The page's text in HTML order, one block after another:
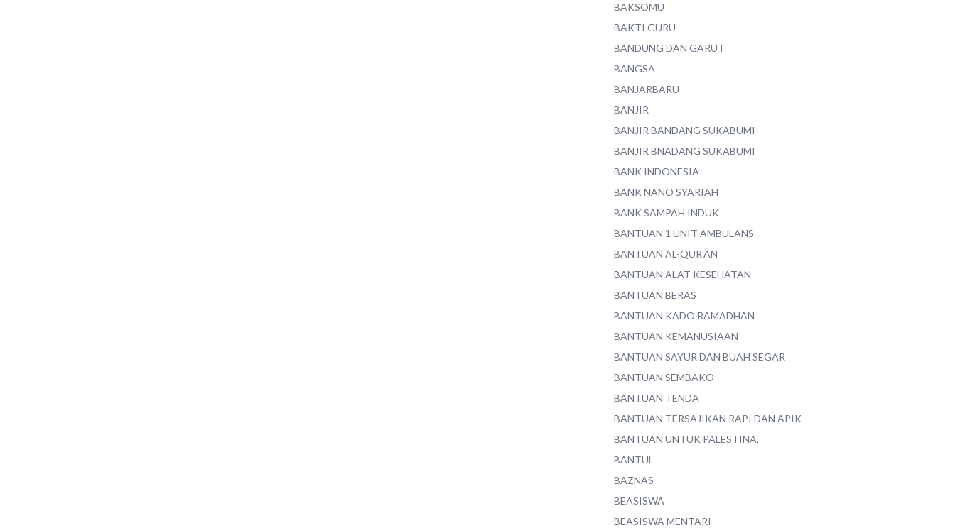
BAKSOMU
BAKTI GURU
BANDUNG DAN GARUT
BANGSA
BANJARBARU
BANJIR
BANJIR BANDANG SUKABUMI
BANJIR BNADANG SUKABUMI
BANK INDONESIA
BANK NANO SYARIAH
BANK SAMPAH INDUK
BANTUAN 1 UNIT AMBULANS
BANTUAN AL-QUR'AN
BANTUAN ALAT KESEHATAN
BANTUAN BERAS
BANTUAN KADO RAMADHAN
BANTUAN KEMANUSIAAN
BANTUAN SAYUR DAN BUAH SEGAR
BANTUAN SEMBAKO
BANTUAN TENDA
BANTUAN TERSAJIKAN RAPI DAN APIK
BANTUAN UNTUK PALESTINA,
BANTUL
BAZNAS
BEASISWA
BEASISWA MENTARI